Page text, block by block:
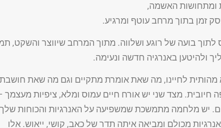
ומתחושות האשמה,
זמן בתוך מרחב עוטף ומרגיע.
בועה של רוגע ושלווה. מתוך המרחב שיווצר והשקט,
ולהיטען באנרגיה חדשה ונעימה.
מהותית לחיינו, מה שאת אומרת מתקיים וגם מה שאת
חיובית. מצד שני יש אורח חיים עמוס ומלא, ציפיות
יש מלחמה מתמשכת שמשפיעה על האנרגיות והכוחות
מכולם ומביאה איתה תדר של כאב, קושי, ייאוש. אלו